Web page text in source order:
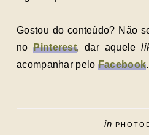
Gostou do conteúdo? Não
noPinterest, dar aquele
acompanhar pelo Facebook.
in